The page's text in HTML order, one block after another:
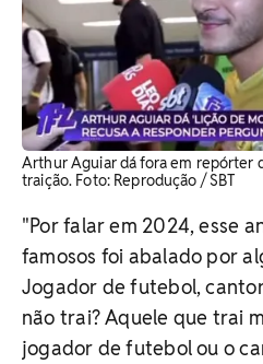
Arthur Aguiar dá fora em repórter
traição. ​Foto: Reprodução / SBT
"Por falar em 2024, esse
famosos foi abalado por
Jogador de futebol,
não trai? Aquele que trai
jogador de futebol ou o